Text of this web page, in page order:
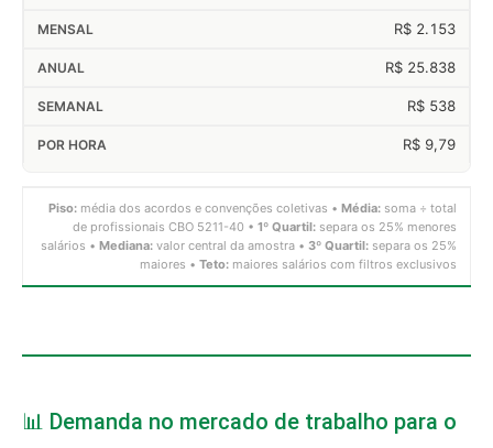
R$ 2.153
R$ 25.838
R$ 538
R$ 9,79
Piso: média dos acordos e convenções coletivas • Média: soma ÷ total
de profissionais CBO 5211-40 • 1º Quartil: separa os 25% menores
salários • Mediana: valor central da amostra • 3º Quartil: separa os 25%
maiores • Teto: maiores salários com filtros exclusivos
📊 Demanda no mercado de trabalho para o